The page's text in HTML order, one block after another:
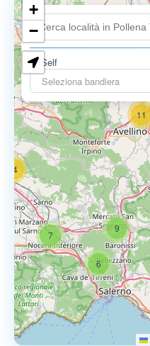
Self
Seleziona bandiera
6
7
9
14
11
0.699 €
+
−